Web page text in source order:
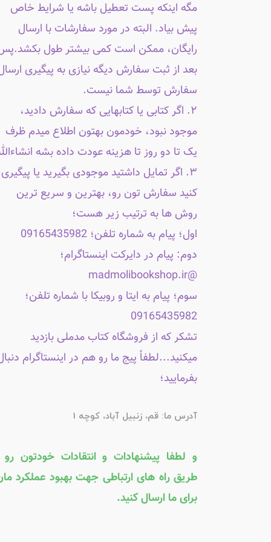
مگه اینکه پست تعطیل باشه یا شرایط خاص
پیش بیاد. البته در مورد سفارشات با ارسال
رایگان، ممکن است کمی بیشتر طول
بعد از ثبت سفارش دیگه نیازی به پیگیری
سفارش توسط شما نیست.
۲. اگر کتابی یا کتابهایی که سفارش دادید،
موجود نبود، خودمون بهتون اطلاع میدم ظرف
یک تا دو روز تا هزینه عودت داده بشه
۳. اگر تمایل داشتید موجودی بگیرید یا پیگیری
کنید سفارش تون رو، بهترین و سریع ترین
روش ها به ترتیب زیر هست؛
اول؛ پیام به شماره تلفن؛ 09165435982
دوم: پیام در دایرکت اینستاگرام؛
@madmolibookshop.ir
سوم؛ پیام به ایتا و روبیکا با شماره تلفن؛
09165435982
تشکر که از فروشگاه کتاب مدملی بازدید
میکنید...لطفاً پیج ما رو هم در اینستاگرام
بفرمایید؛
آدرس ما: قم، زنبیل آباد، کوچه 1
و لطفا پیشنهادات و انتقادات خودتون رو
طریق راه های ارتباطی جهت بهبود عملکرد
برای ما ارسال کنید.